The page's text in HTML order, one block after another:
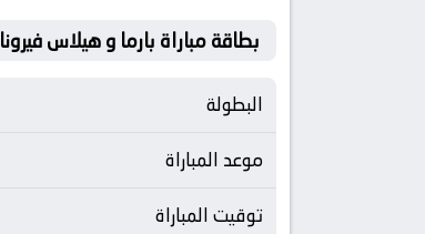
بطاقة مباراة بارما و هيلاس فيرونا
البطولة
موعد المباراة
توقيت المباراة